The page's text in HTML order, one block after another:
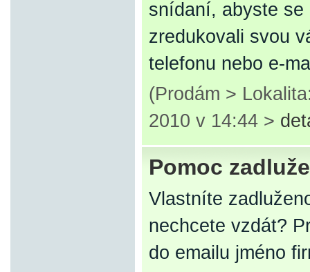
snídaní, abyste se
zredukovali svou
telefonu nebo e-
(Prodám >
2010 v 14:44 >
Pomoc
Vlastníte
nechcete vzdát?
do emailu jméno